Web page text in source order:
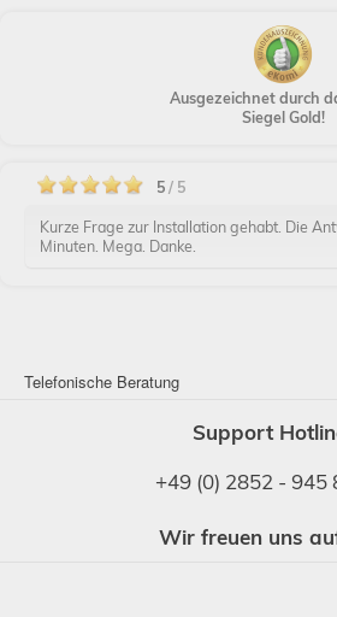
Ausgezeichnet durch
Siegel Gold!
5/ 5
Kurze Frage zur Installation gehabt. Die
Minuten. Mega. Danke.
Telefonische Beratung
Support
+49 (0) 2852 - 945
Wir freuen uns